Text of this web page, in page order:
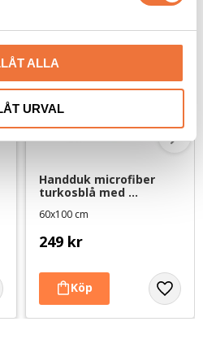
ALLA
URVAL
Handduk microfiber
turkosblå med
60x100 cm
249 kr